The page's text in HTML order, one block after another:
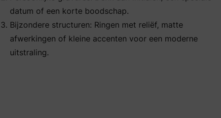
datum of een korte boodschap.
Bijzondere structuren: Ringen met reliëf, matte
afwerkingen of kleine accenten voor een moderne
uitstraling.